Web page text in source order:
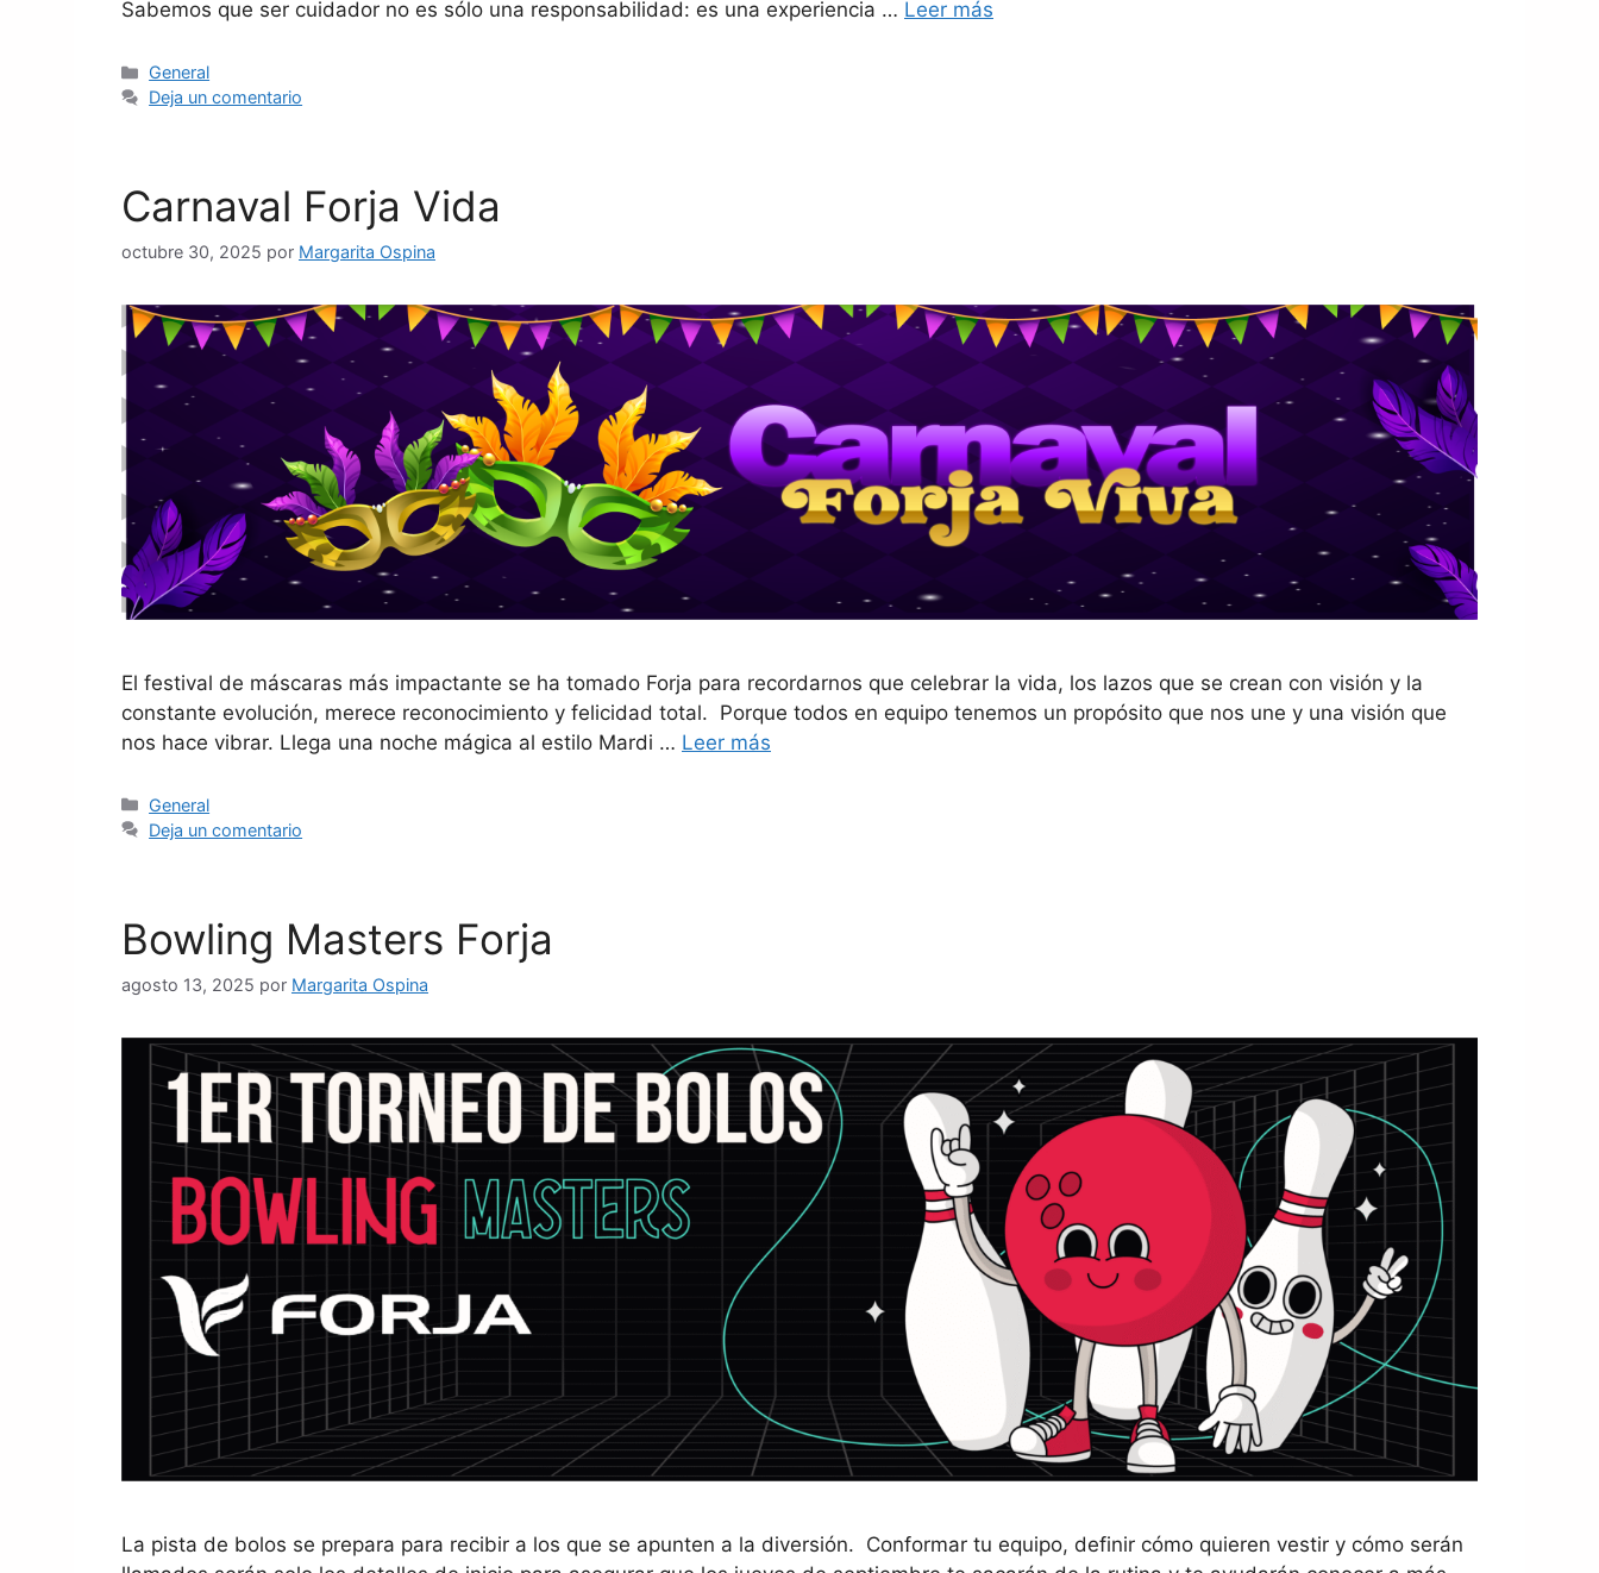
Sabemos que ser cuidador no es sólo una responsabilidad: es una experiencia … Leer más
General
Deja un comentario
Carnaval Forja Vida
octubre 30, 2025 por Margarita Ospina
El festival de máscaras más impactante se ha tomado Forja para recordarnos que celebrar la vida, los lazos que se crean con visión y la
constante evolución, merece reconocimiento y felicidad total. Porque todos en equipo tenemos un propósito que nos une y una visión que
nos hace vibrar. Llega una noche mágica al estilo Mardi … Leer más
General
Deja un comentario
Bowling Masters Forja
agosto 13, 2025 por Margarita Ospina
La pista de bolos se prepara para recibir a los que se apunten a la diversión. Conformar tu equipo, definir cómo quieren vestir y cómo serán